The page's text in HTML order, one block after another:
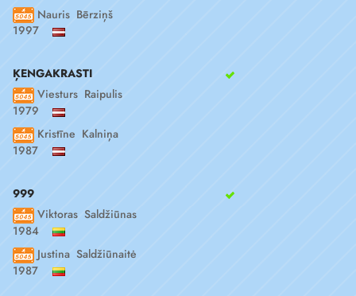
Nauris Bērziņš
1997
ĶENGAKRASTI
Viesturs Raipulis
1979
Kristīne Kalniņa
1987
999
Viktoras Saldžiūnas
1984
Justina Saldžiūnaitė
1987